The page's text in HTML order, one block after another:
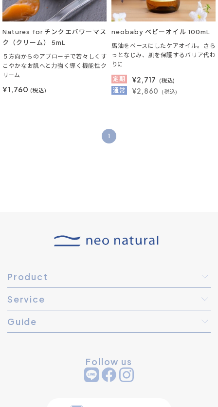
Natures for チンクエパワーマス
ク（クリーム） 5mL
５方向からのアプローチで若々しくす
こやかなお肌へと力強く導く機能性ク
リーム
¥1,760 (税込)
neobaby ベビーオイル 100mL
馬油をベースにしたケアオイル。さら
っとなじみ、肌を保護するバリア代わ
りに
定期
¥2,717 (税込)
通常 ¥2,860 (税込)
1
Product
Service
Guide
Follow us